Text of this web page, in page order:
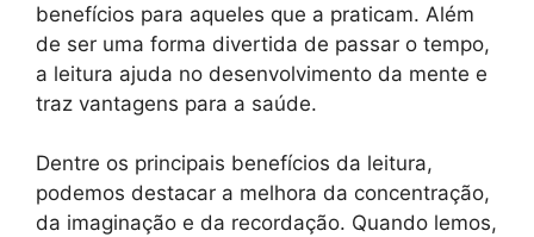
benefícios para aqueles que a praticam. Além
de ser uma forma divertida de passar o tempo,
a leitura ajuda no desenvolvimento da mente e
traz vantagens para a saúde.
Dentre os principais benefícios da leitura,
podemos destacar a melhora da concentração,
da imaginação e da recordação. Quando lemos,